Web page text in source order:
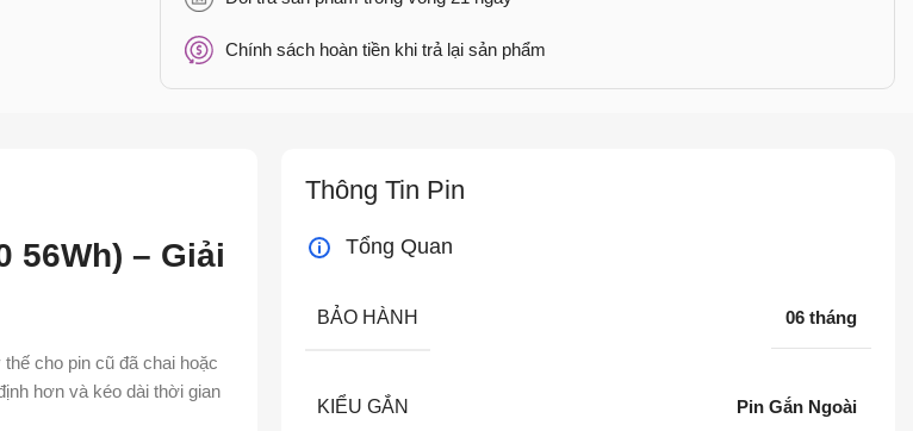
Chính sách hoàn tiền khi trả lại sản phẩm
56Wh) – Giải
thế cho pin cũ đã chai hoặc
hơn và kéo dài thời gian
Thông Tin Pin
Tổng Quan
BẢO HÀNH 06 tháng
KIỂU GẮN Pin Gắn Ngoài